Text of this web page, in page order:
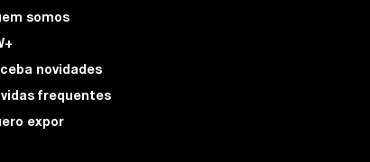
somos
novidades
frequentes
expor